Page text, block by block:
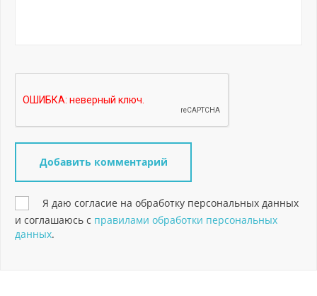
Я даю согласие на обработку персональных данных
и соглашаюсь с правилами обработки персональных
данных.